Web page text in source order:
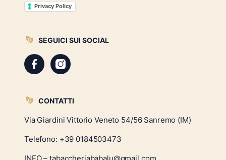
Privacy Policy
SEGUICI SUI SOCIAL
CONTATTI
Via Giardini Vittorio Veneto 54/56 Sanremo (IM)
Telefono: +39 0184503473